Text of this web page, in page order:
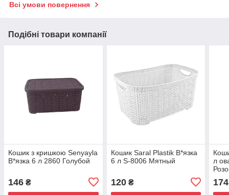
Всі умови повернення
Подібні товари компанії
Кошик з кришкою Senyayla
В*язка 6 л 2860 Голубой
146 ₴
Кошик Saral Plastik В*язка
6 л S-8006 Мятный
120₴
л
174